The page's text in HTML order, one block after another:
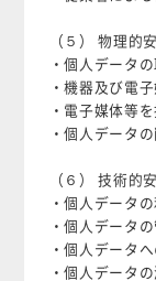
（５） 物理的
・個人データ
・機器及び電
・電子媒体等
・個人データ
（６） 技術的
・個人データ
・個人データ
・個人データ
・個人データ